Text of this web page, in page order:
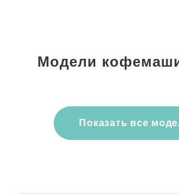
Модели
Показать все